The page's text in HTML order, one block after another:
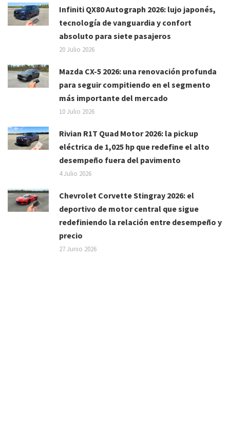
Infiniti QX80 Autograph 2026: lujo japonés,
tecnología de vanguardia y confort
absoluto para siete pasajeros
20 Julio 2026
Mazda CX-5 2026: una renovación profunda
para seguir compitiendo en el segmento
más importante del mercado
10 Julio 2026
Rivian R1T Quad Motor 2026: la pickup
eléctrica de 1,025 hp que redefine el alto
desempeño fuera del pavimento
4 Julio 2026
Chevrolet Corvette Stingray 2026: el
deportivo de motor central que sigue
redefiniendo la relación entre desempeño y
precio
27 Junio 2026